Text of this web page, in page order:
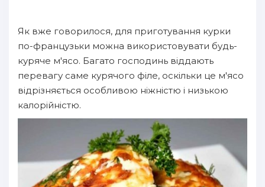
Як вже говорилося, для приготування курки
по-французьки можна використовувати будь-
куряче м'ясо. Багато господинь віддають
перевагу саме курячого філе, оскільки це м'ясо
відрізняється особливою ніжністю і низькою
калорійністю.